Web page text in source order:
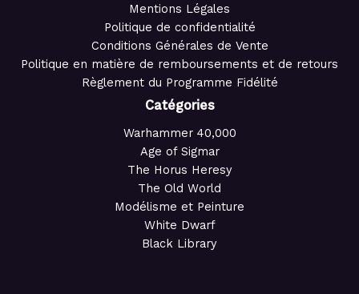
Mentions Légales
Politique de confidentialité
Conditions Générales de Vente
Politique en matière de remboursements et de retours
Règlement du Programme Fidélité
Catégories
Warhammer 40,000
Age of Sigmar
The Horus Heresy
The Old World
Modélisme et Peinture
White Dwarf
Black Library